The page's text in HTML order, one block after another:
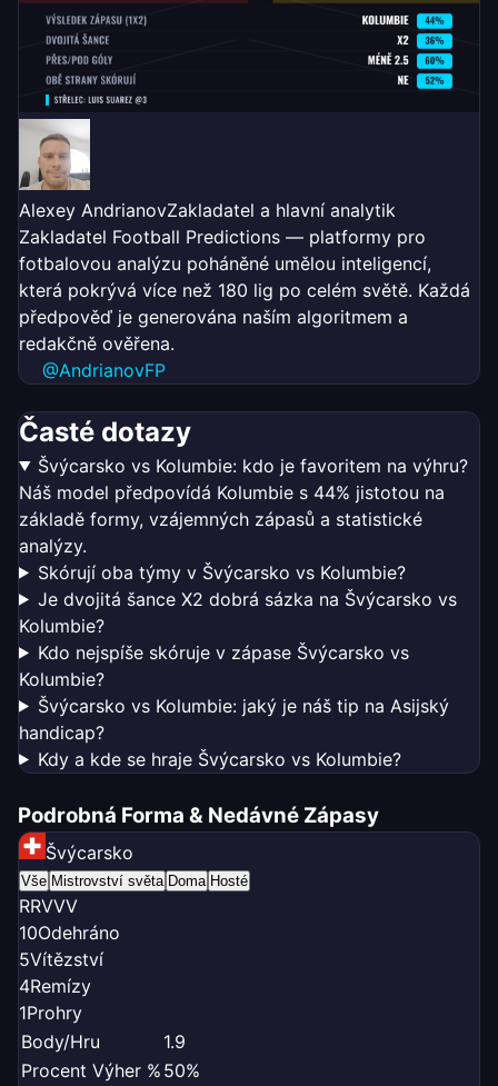
Alexey AndrianovZakladatel a hlavní analytik
Zakladatel Football Predictions — platformy pro
fotbalovou analýzu poháněné umělou inteligencí,
která pokrývá více než 180 lig po celém světě. Každá
předpověď je generována naším algoritmem a
redakčně ověřena.
@AndrianovFP
Časté dotazy
Švýcarsko vs Kolumbie: kdo je favoritem na výhru?
Náš model předpovídá Kolumbie s 44% jistotou na
základě formy, vzájemných zápasů a statistické
analýzy.
Skórují oba týmy v Švýcarsko vs Kolumbie?
Je dvojitá šance X2 dobrá sázka na Švýcarsko vs
Kolumbie?
Kdo nejspíše skóruje v zápase Švýcarsko vs
Kolumbie?
Švýcarsko vs Kolumbie: jaký je náš tip na Asijský
handicap?
Kdy a kde se hraje Švýcarsko vs Kolumbie?
Podrobná Forma & Nedávné Zápasy
Švýcarsko
Vše Mistrovství světa Doma Hosté
RRVVV
10Odehráno
5Vítězství
4Remízy
1Prohry
Body/Hru
1.9
Procent Výher % 50%